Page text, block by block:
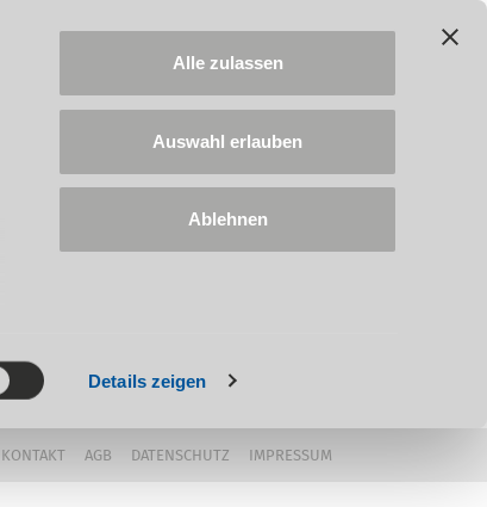
Details zeigen
Alle zulassen
Auswahl erlauben
Ablehnen
KONTAKT AGB DATENSCHUTZ IMPRESSUM